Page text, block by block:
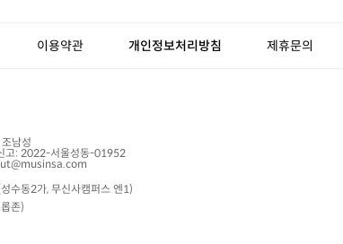
이용약관 개인정보처리방침 제휴문의
남성
고: 2022-서울성동-01952
수동2가, 무신사캠퍼스 엔1)
존)